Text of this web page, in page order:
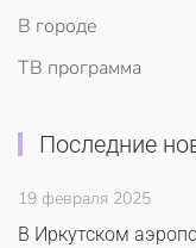
В городе
ТВ программа
Последние
19 февраля 2025
В Иркутском